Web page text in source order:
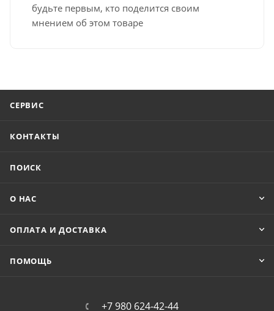
будьте первым, кто поделится своим
мнением об этом товаре
СЕРВИС
КОНТАКТЫ
ПОИСК
О НАС
ОПЛАТА И ДОСТАВКА
ПОМОЩЬ
+7 980 624-42-44